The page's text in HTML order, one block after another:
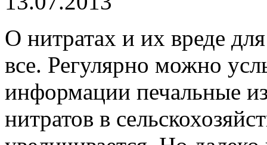
О нитратах и их вреде
все. Регулярно можно
информации печальные
нитратов в